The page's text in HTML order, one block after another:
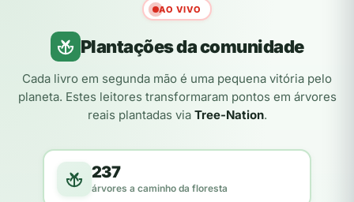
AO VIVO
Plantações da comunidade
Cada livro em segunda mão é uma pequena vitória pelo
planeta. Estes leitores transformaram pontos em árvores
reais plantadas via Tree-Nation.
237
árvores a caminho da floresta